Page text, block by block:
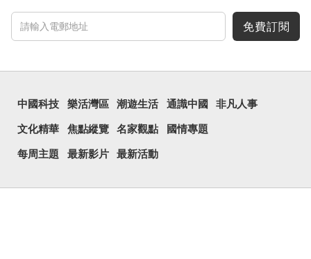
免費訂閱
中國科技 樂活灣區 潮遊生活 通識中國 非凡人事
文化精華 焦點縱覽 名家觀點 國情專題
每周主題 最新影片 最新活動